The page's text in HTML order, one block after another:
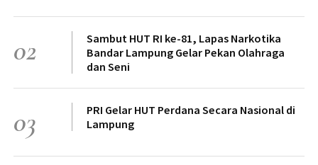
02
Sambut HUT RI ke-81, Lapas Narkotika
Bandar Lampung Gelar Pekan Olahraga
dan Seni
03
PRI Gelar HUT Perdana Secara Nasional di
Lampung